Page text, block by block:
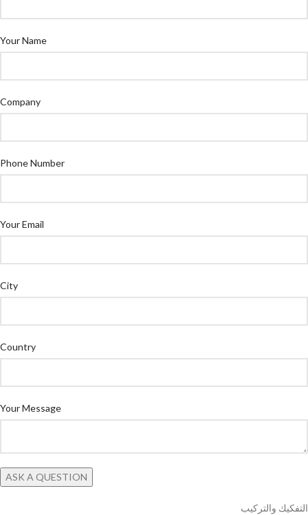
Your Name
Company
Phone Number
Your Email
City
Country
Your Message
التفكيك والتركيب